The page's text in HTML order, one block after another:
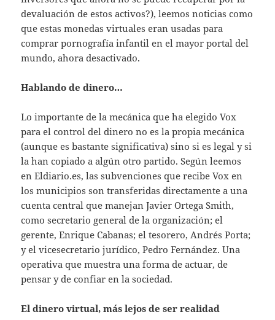
devaluación de estos activos?), leemos noticias como
que estas monedas virtuales eran usadas para
comprar pornografía infantil en el mayor portal del
mundo, ahora desactivado.
Hablando de dinero…
Lo importante de la mecánica que ha elegido Vox
para el control del dinero no es la propia mecánica
(aunque es bastante significativa) sino si es legal y si
la han copiado a algún otro partido. Según leemos
en Eldiario.es, las subvenciones que recibe Vox en
los municipios son transferidas directamente a una
cuenta central que manejan Javier Ortega Smith,
como secretario general de la organización; el
gerente, Enrique Cabanas; el tesorero, Andrés Porta;
y el vicesecretario jurídico, Pedro Fernández. Una
operativa que muestra una forma de actuar, de
pensar y de confiar en la sociedad.
El dinero virtual, más lejos de ser realidad